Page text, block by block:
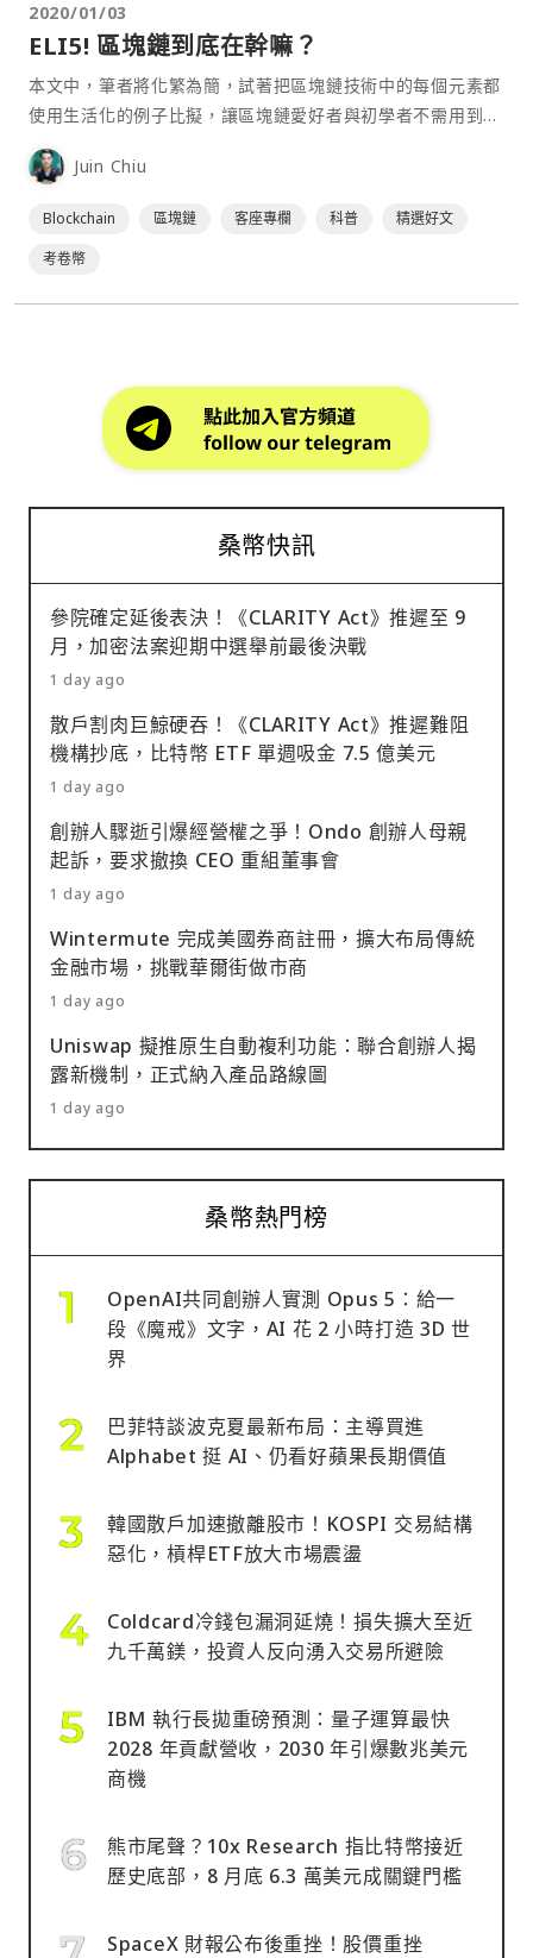
2020/01/03
ELI5! 區塊鏈到底在幹嘛？
本文中，筆者將化繁為簡，試著把區塊鏈技術中的每個元素都
使用生活化的例子比擬，讓區塊鏈愛好者與初學者不需用到密
碼學/經濟學/資訊科學，也能領會區塊鏈技術的精髓之處。⋯
Juin Chiu
Blockchain 區塊鏈 客座專欄 科普
精選好文
考卷幣
桑幣快訊
參院確定延後表決！《CLARITY Act》推遲至 9
月，加密法案迎期中選舉前最後決戰
1 day ago
散戶割肉巨鯨硬吞！《CLARITY Act》推遲難阻
機構抄底，比特幣 ETF 單週吸金 7.5 億美元
1 day ago
創辦人驟逝引爆經營權之爭！Ondo 創辦人母親
起訴，要求撤換 CEO 重組董事會
1 day ago
Wintermute 完成美國券商註冊，擴大布局傳統
金融市場，挑戰華爾街做市商
1 day ago
Uniswap 擬推原生自動複利功能：聯合創辦人揭
露新機制，正式納入產品路線圖
1 day ago
桑幣熱門榜
OpenAI共同創辦人實測 Opus 5：給一
段《魔戒》文字，AI 花 2 小時打造 3D 世
界
巴菲特談波克夏最新布局：主導買進
Alphabet 挺 AI、仍看好蘋果長期價值
韓國散戶加速撤離股市！KOSPI 交易結構
惡化，槓桿ETF放大市場震盪
Coldcard冷錢包漏洞延燒！損失擴大至近
九千萬鎂，投資人反向湧入交易所避險
IBM 執行長拋重磅預測：量子運算最快
2028 年貢獻營收，2030 年引爆數兆美元
商機
熊市尾聲？10x Research 指比特幣接近
歷史底部，8 月底 6.3 萬美元成關鍵門檻
SpaceX 財報公布後重挫！股價重挫